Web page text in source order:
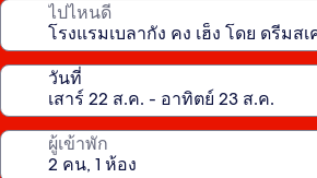
ไปไหนดี
วันที่
ผู้เข้าพัก